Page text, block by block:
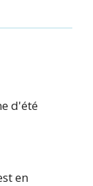
d'été
en